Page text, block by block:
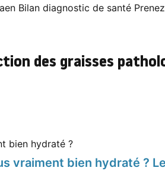
Bilan diagnostic de santé
des graisses
vraiment bien hydraté ?